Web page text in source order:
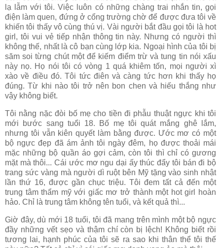
lạ lẫm với tôi. Việc luôn có những chàng trai nhắn tin, gọi
điện làm quen, đứng ở cổng trường chờ để được đưa tôi về
khiến tôi thấy vô cùng thú vị. Vài người bắt đầu gọi tôi là hot
girl, tôi vui vẻ tiếp nhận thông tin này. Nhưng có người thì
không thế, nhất là cô bạn cùng lớp kia. Ngoại hình của tôi bị
săm soi từng chút một để kiếm điểm trừ và tung tin nói xấu
này nọ. Họ nói tôi có vòng 1 quá khiêm tốn, mọi người xì
xào về điều đó. Tôi tức điên và càng tức hơn khi thấy họ
đúng. Từ khi nào tôi trở nên bon chen và hiếu thắng như
vậy không biết.
Tôi nằng nặc đòi bố mẹ cho tiền đi phẫu thuật ngực khi tôi
mới bước sang tuổi 18. Bố mẹ tôi quát mắng ghê lắm,
nhưng tôi vẫn kiên quyết làm bằng được. Ước mơ có một
bộ ngực đẹp đã ám ảnh tôi ngày đêm, họ được thoải mái
mặc những bộ quần áo gợi cảm, còn tôi thì chỉ có gương
mặt mà thôi... Cái ước mơ ngu dại ấy thúc đẩy tôi bán đi bộ
trang sức vàng mà người dì ruột bên Mỹ tặng vào sinh nhật
lần thứ 16, được gần chục triệu. Tôi đem tất cả đến một
trung tâm thẩm mỹ với giấc mơ trở thành một hot girl hoàn
hảo. Chỉ là trung tâm không tên tuổi, và kết quả thì...
Giờ đây, dù mới 18 tuổi, tôi đã mang trên mình một bộ ngực
đầy những vết sẹo và thậm chí còn bị lệch! Không biết rồi
tương lai, hạnh phúc của tôi sẽ ra sao khi thân thể tôi thế